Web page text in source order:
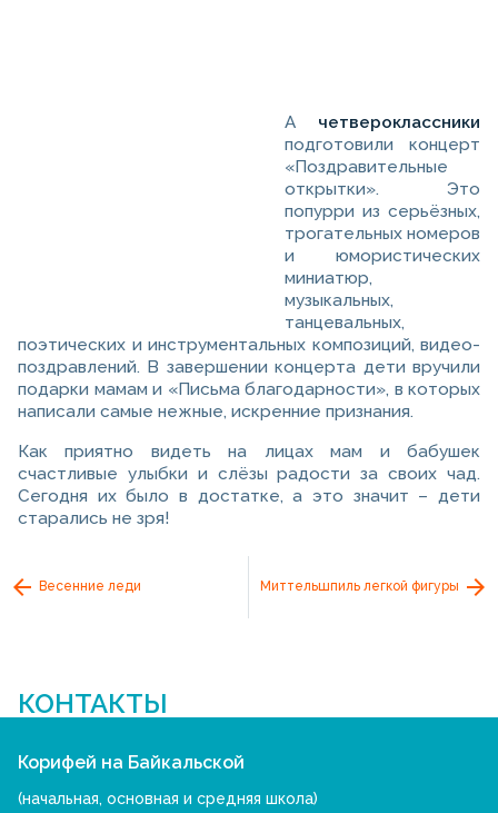
А четвероклассники
подготовили концерт
«Поздравительные
открытки». Это
попурри из серьёзных,
трогательных номеров
и юмористических
миниатюр,
музыкальных,
танцевальных,
поэтических и инструментальных композиций, видео-
поздравлений. В завершении концерта дети вручили
подарки мамам и «Письма благодарности», в которых
написали самые нежные, искренние признания.
Как приятно видеть на лицах мам и бабушек
cчастливые улыбки и слёзы радости за своих чад.
Сегодня их было в достатке, а это значит – дети
старались не зря!
Весенние леди Миттельшпиль легкой фигуры
КОНТАКТЫ
Корифей на Байкальской
(начальная, основная и средняя школа)